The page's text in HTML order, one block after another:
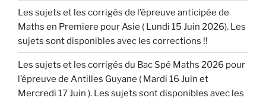
Les sujets et les corrigés de l’épreuve anticipée de
Maths en Premiere pour Asie ( Lundi 15 Juin 2026). Les
sujets sont disponibles avec les corrections !!
Les sujets et les corrigés du Bac Spé Maths 2026 pour
l’épreuve de Antilles Guyane ( Mardi 16 Juin et
Mercredi 17 Juin ). Les sujets sont disponibles avec les